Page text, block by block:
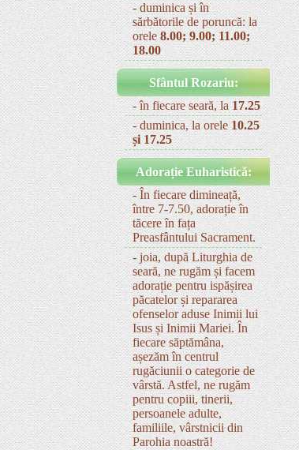
- duminica și în
sărbătorile de poruncă: la
orele8.00; 9.00; 11.00;
18.00
Sfântul Rozariu:
- în fiecare seară, la17.25
- duminica, la orele10.25
și 17.25
Adorație Euharistică:
- În fiecare dimineață,
între 7-7.50, adorație în
tăcere în fața
Preasfântului Sacrament.
- joia, după Liturghia de
seară, ne rugăm și facem
adorație pentru ispășirea
păcatelor și repararea
ofenselor aduse Inimii lui
Isus și Inimii Mariei. În
fiecare săptămâna,
așezăm în centrul
rugăciunii o categorie de
vârstă. Astfel, ne rugăm
pentru copiii, tinerii,
persoanele adulte,
familiile, vârstnicii din
Parohia noastră!